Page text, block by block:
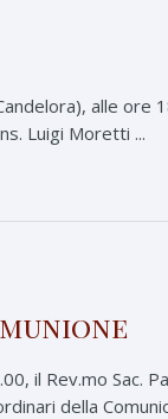
alle ore
Luigi Moretti ...
il Rev.mo Sac.
della